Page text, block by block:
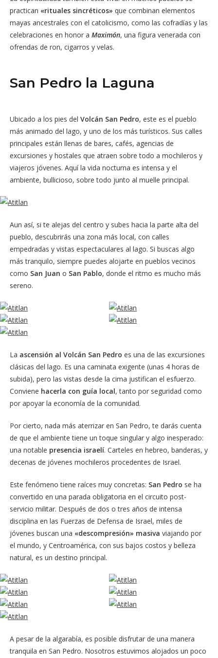
practican «rituales sincréticos» que combinan elementos
mayas ancestrales con el catolicismo, como las cofradías y las
celebraciones en honor a Maximón, una figura venerada con
ofrendas de ron, cigarros y velas.
San Pedro la Laguna
Ubicado a los pies del Volcán San Pedro, este es el pueblo
más animado del lago, y uno de los más turísticos. Sus calles
principales están llenas de bares, cafés, agencias de
excursiones y hostales que atraen sobre todo a mochileros y
viajeros jóvenes. Aquí la vida nocturna es intensa y el
ambiente, bullicioso, sobre todo junto al muelle principal.
Aun así, si te alejas del centro y subes hacia la parte alta del
pueblo, descubrirás una zona más local, con calles
empedradas y vistas espectaculares al lago. Si buscas algo
más tranquilo, siempre puedes alojarte en pueblos vecinos
como San Juan o San Pablo, donde el ritmo es mucho más
sereno.
La ascensión al Volcán San Pedro es una de las excursiones
clásicas del lago. Es una caminata exigente (unas 4 horas de
subida), pero las vistas desde la cima justifican el esfuerzo.
Conviene hacerla con guía local, tanto por seguridad como
por apoyar la economía de la comunidad.
Por cierto, nada más aterrizar en San Pedro, te darás cuenta
de que el ambiente tiene un toque singular y algo inesperado:
una notable presencia israelí. Carteles en hebreo, banderas, y
decenas de jóvenes mochileros procedentes de Israel.
Este fenómeno tiene raíces muy concretas: San Pedro se ha
convertido en una parada obligatoria en el circuito post-
servicio militar. Después de dos o tres años de intensa
disciplina en las Fuerzas de Defensa de Israel, miles de
jóvenes buscan una «descompresión» masiva viajando por
el mundo, y Centroamérica, con sus bajos costos y belleza
natural, es un destino principal.
A pesar de la algarabía, es posible disfrutar de una manera
tranquila en San Pedro. Nosotros estuvimos alojados un poco